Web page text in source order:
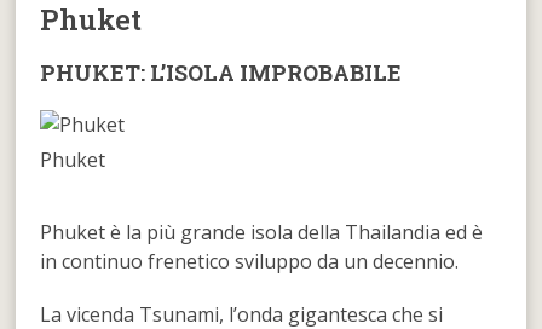
Phuket
PHUKET: L’ISOLA IMPROBABILE
Phuket
Phuket è la più grande isola della Thailandia ed è
in continuo frenetico sviluppo da un decennio.
La vicenda Tsunami, l’onda gigantesca che si